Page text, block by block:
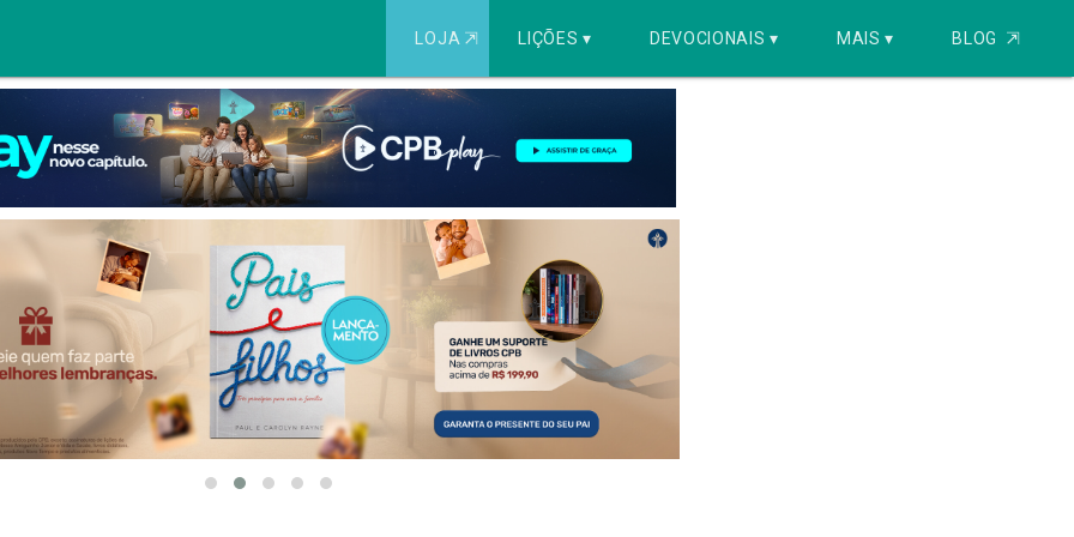
LOJA ⇱ LIÇÕES ▾ DEVOCIONAIS ▾ MAIS ▾ BLOG ⇱